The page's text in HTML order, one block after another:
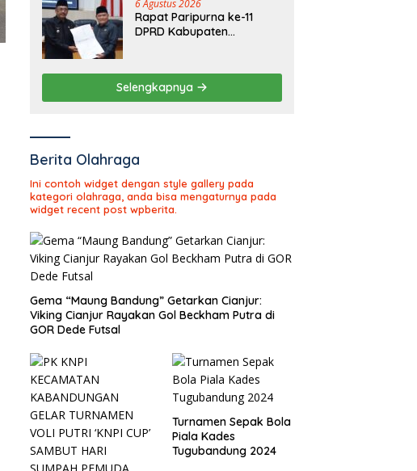
6 Agustus 2026
Rapat Paripurna ke-11
DPRD Kabupaten
Selengkapnya
Berita Olahraga
Ini contoh widget dengan style gallery pada
kategori olahraga, anda bisa mengaturnya pada
widget recent post wpberita.
Gema “Maung Bandung” Getarkan Cianjur:
Viking Cianjur Rayakan Gol Beckham Putra di
GOR Dede Futsal
Turnamen Sepak Bola
Piala Kades
Tugubandung 2024